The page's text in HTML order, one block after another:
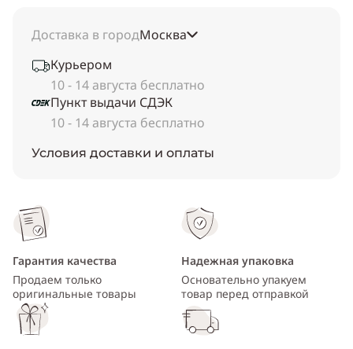
Доставка в городМосква
Курьером
10 - 14 августа бесплатно
Пункт выдачи СДЭК
10 - 14 августа бесплатно
Условия доставки и оплаты
Гарантия качества
Продаем только
оригинальные товары
Надежная упаковка
Основательно упакуем
товар перед отправкой